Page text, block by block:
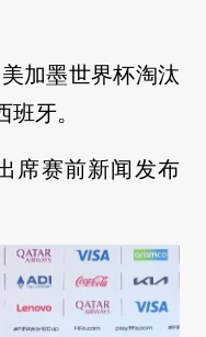
加墨世界杯淘汰
牙。
席赛前新闻发布